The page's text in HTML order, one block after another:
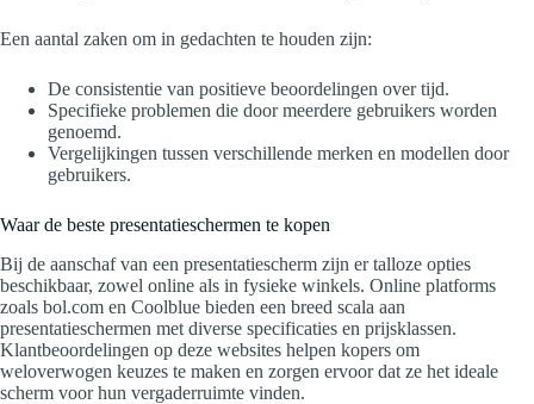
Een aantal zaken om in gedachten te houden zijn:
De consistentie van positieve beoordelingen over tijd.
Specifieke problemen die door meerdere gebruikers worden
genoemd.
Vergelijkingen tussen verschillende merken en modellen door
gebruikers.
Waar de beste presentatieschermen te kopen
Bij de aanschaf van een presentatiescherm zijn er talloze opties
beschikbaar, zowel online als in fysieke winkels. Online platforms
zoals bol.com en Coolblue bieden een breed scala aan
presentatieschermen met diverse specificaties en prijsklassen.
Klantbeoordelingen op deze websites helpen kopers om
weloverwogen keuzes te maken en zorgen ervoor dat ze het ideale
scherm voor hun vergaderruimte vinden.